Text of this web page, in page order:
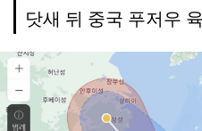
닷새 뒤 중국 푸저우